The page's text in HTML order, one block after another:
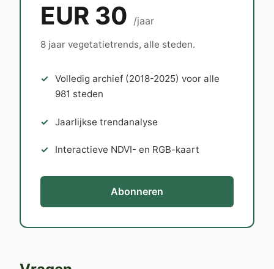
EUR 30 /jaar
8 jaar vegetatietrends, alle steden.
Volledig archief (2018-2025) voor alle
981 steden
Jaarlijkse trendanalyse
Interactieve NDVI- en RGB-kaart
Abonneren